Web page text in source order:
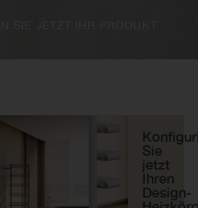
Sie
jetzt
Ihren
Design-